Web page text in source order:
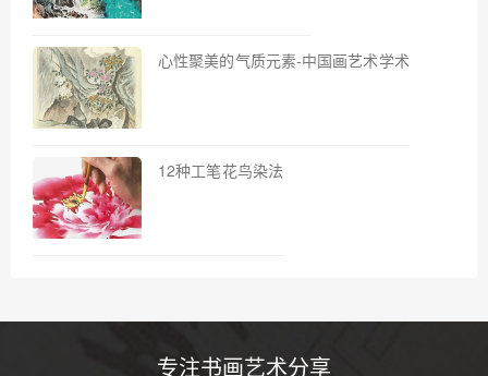
心性聚美的气质元素-中国画艺术学术
12种工笔花鸟染法
专注书画艺术分享